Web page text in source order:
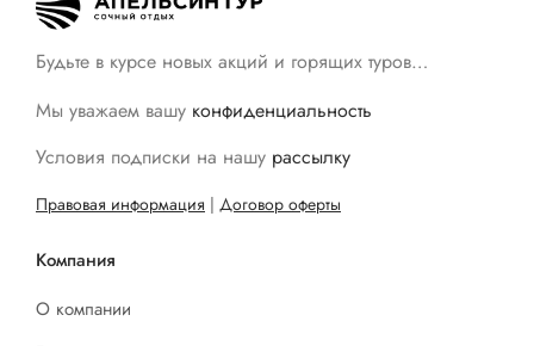
Будьте в курсе новых акций и горящих туров…
Мы уважаем вашу конфиденциальность
Условия подписки на нашу рассылку
Правовая информация | Договор оферты
Компания
О компании